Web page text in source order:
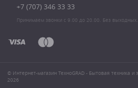
+7 (707) 346 33 33
Принимаем звонки с 9.00 до 20.00. Без выходных.
© Интернет-магазин ТехноGRAD - Бытовая техника и
2026